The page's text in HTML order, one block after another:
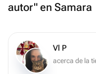
autor" en Samara
Vl P
acerca de la